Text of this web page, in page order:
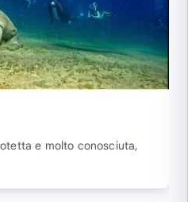
e molto conosciuta,